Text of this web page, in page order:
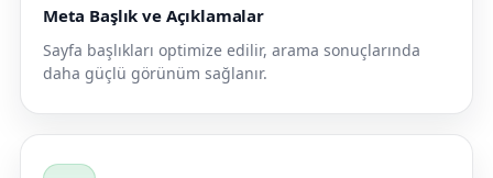
Meta Başlık ve Açıklamalar
Sayfa başlıkları optimize edilir, arama sonuçlarında
daha güçlü görünüm sağlanır.